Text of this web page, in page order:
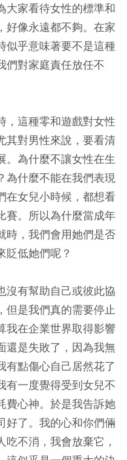
大家看待女性的標準和
好像永遠都不夠。在家
似乎意味著要不是這種
們對家庭責任放任不
，這種零和遊戲對女性
其對男性來說，要看清
。為什麼不讓女性在生
為什麼不能在我們表現
在女兒小時候，都想看
賽。所以為什麼當成年
時，我們會用她們是否
貶低她們呢？
沒有幫助自己或彼此協
但是我們真的需要停止
我在企業世界取得影響
還是失敗了，因為我無
有點傷心自己居然花了
有一度覺得受到女兒不
費心神。於是我告訴她
好了。我的心和你們倆
不消，我會放棄它，